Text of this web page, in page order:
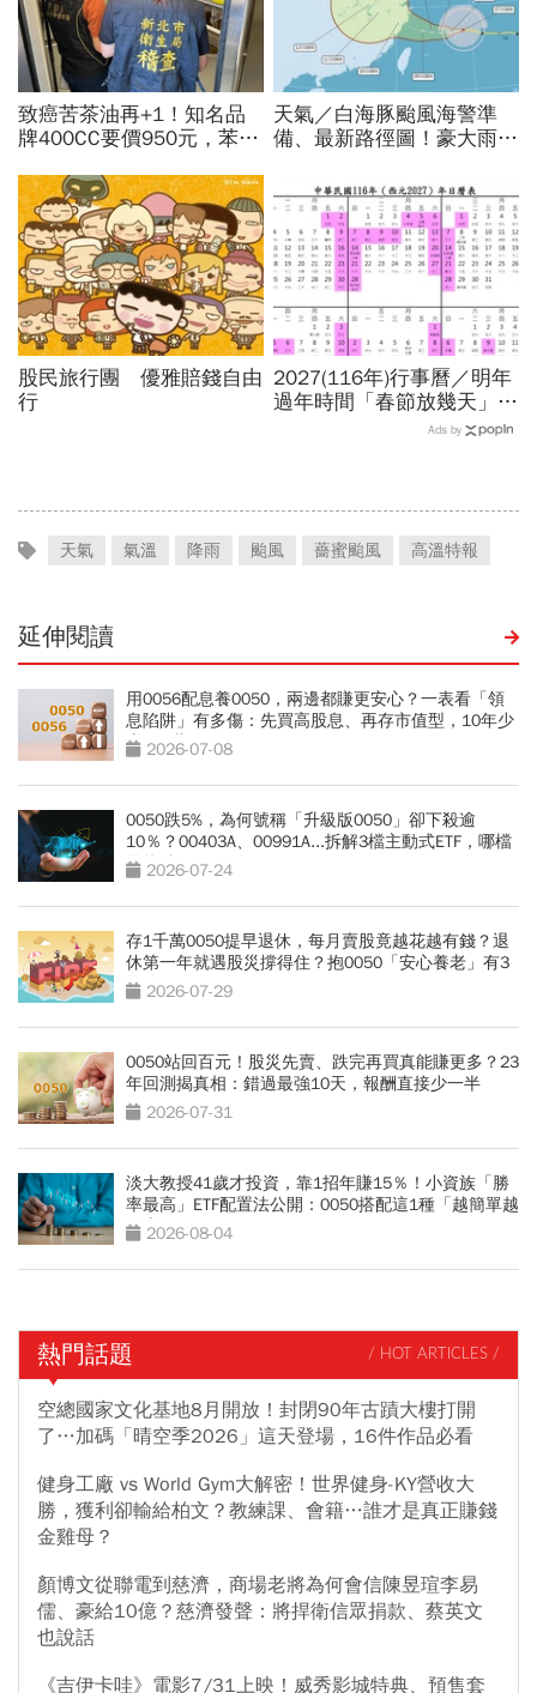
致癌苦茶油再+1！知名品
牌400CC要價950元，苯駢
怎麼退貨？5家問題油廠最
新進度
天氣／白海豚颱風海警準
備、最新路徑圖！豪大雨紫
颱風假機率多大，10日報
先看
股民旅行團 優雅賠錢自由
行
2027(116年)行事曆／明年
過年時間「春節放幾天」、
寒假時間暑假日期？連假3
Ads by
天氣 氣溫 降雨 颱風 薔蜜颱風 高溫特報
延伸閱讀
用0056配息養0050，兩邊都賺更安心？一表看「領
息陷阱」有多傷：先買高股息、再存市值型，10年少
賺330萬
2026-07-08
0050跌5%，為何號稱「升級版0050」卻下殺逾
10％？00403A、00991A...拆解3檔主動式ETF，哪檔
最抗跌？
2026-07-24
存1千萬0050提早退休，每月賣股竟越花越有錢？退
休第一年就遇股災撐得住？抱0050「安心養老」有3
條件2026-07-29
0050站回百元！股災先賣、跌完再買真能賺更多？23
年回測揭真相：錯過最強10天，報酬直接少一半
2026-07-31
淡大教授41歲才投資，靠1招年賺15％！小資族「勝
率最高」ETF配置法公開：0050搭配這1種「越簡單越
好賺」
2026-08-04
熱門話題 / HOT ARTICLES /
空總國家文化基地8月開放！封閉90年古蹟大樓打開
了…加碼「晴空季2026」這天登場，16件作品必看
健身工廠 vs World Gym大解密！世界健身-KY營收大
勝，獲利卻輸給柏文？教練課、會籍…誰才是真正賺錢
金雞母？
顏博文從聯電到慈濟，商場老將為何會信陳昱瑄李易
儒、豪給10億？慈濟發聲：將捍衛信眾捐款、蔡英文
也說話
《吉伊卡哇》電影7/31上映！威秀影城特典、預售套